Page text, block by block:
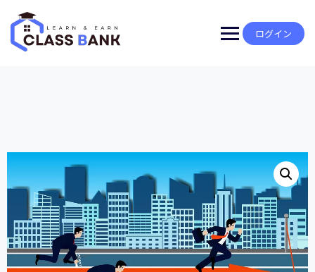
content
ログイン